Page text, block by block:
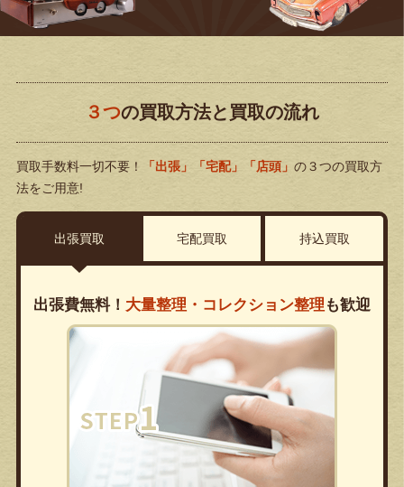
３つの買取方法と買取の流れ
買取手数料一切不要！ 「出張」「宅配」「店頭」 の３つの買取方
法をご用意!
出張買取 宅配買取 持込買取
出張費無料！ 大量整理・コレクション整理 も歓迎